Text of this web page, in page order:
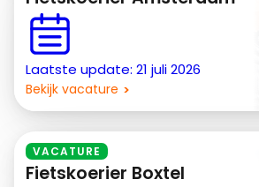
Laatste update: 21 juli 2026
Bekijk vacature
VACATURE
Fietskoerier Boxtel